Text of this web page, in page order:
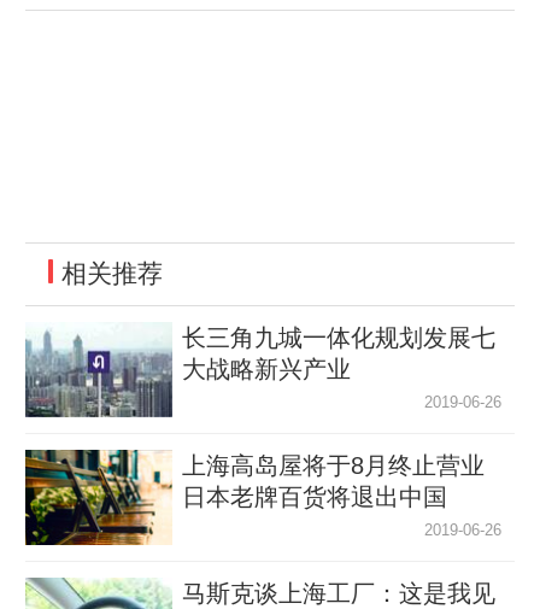
相关推荐
长三角九城一体化规划发展七
大战略新兴产业
2019-06-26
上海高岛屋将于8月终止营业
日本老牌百货将退出中国
2019-06-26
马斯克谈上海工厂：这是我见